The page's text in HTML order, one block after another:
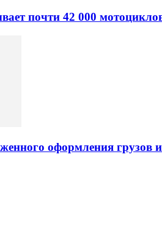
почти 42 000
оформления грузов